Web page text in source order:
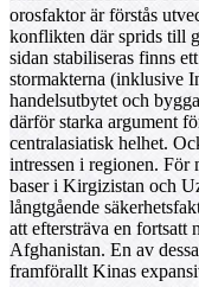
orosfaktor är förstås
konflikten där sprids till
sidan stabiliseras finns
stormakterna (inklusive
handelsutbytet och
därför starka argument
centralasiatisk helhet.
intressen i regionen. För
baser i Kirgizistan och
långtgående
att eftersträva en fortsatt
Afghanistan. En av
framförallt Kinas